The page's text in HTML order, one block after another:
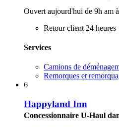
Ouvert aujourd'hui de 9h am
Retour client 24 heures
Services
Camions de
Remorques et
6
Happyland Inn
Concessionnaire U-Haul